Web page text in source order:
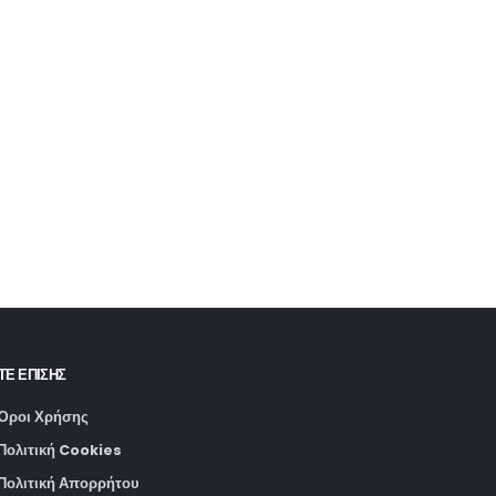
ΕΠΙΣΗΣ
Χρήσης
Cookies
Απορρήτου